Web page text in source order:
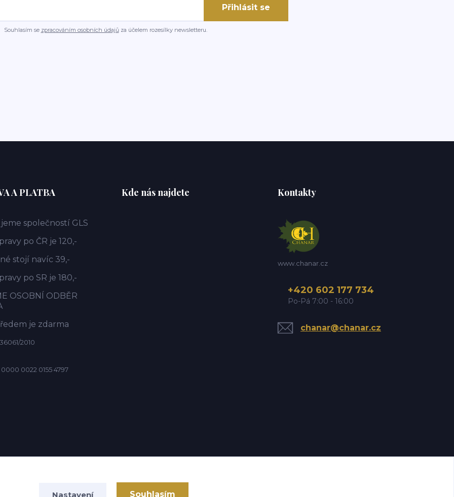
Přihlásit se
Souhlasím se zpracováním osobních údajůza účelem rozesílky newsletteru.
A PLATBA
společností GLS
po ČR je 120,-
stojí navíc 39,-
po SR je 180,-
OSOBNÍ ODBĚR
je zdarma
2010
0022 0155 4797
Kde nás najdete Kontakty
www.chanar.cz
+420 602 177 734
Po-Pá 7:00 - 16:00
chanar@chanar.cz
Nastavení Souhlasím